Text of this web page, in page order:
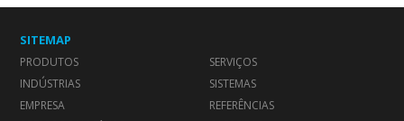
SITEMAP
PRODUTOS
SERVIÇOS
INDÚSTRIAS
SISTEMAS
EMPRESA
REFERÊNCIAS